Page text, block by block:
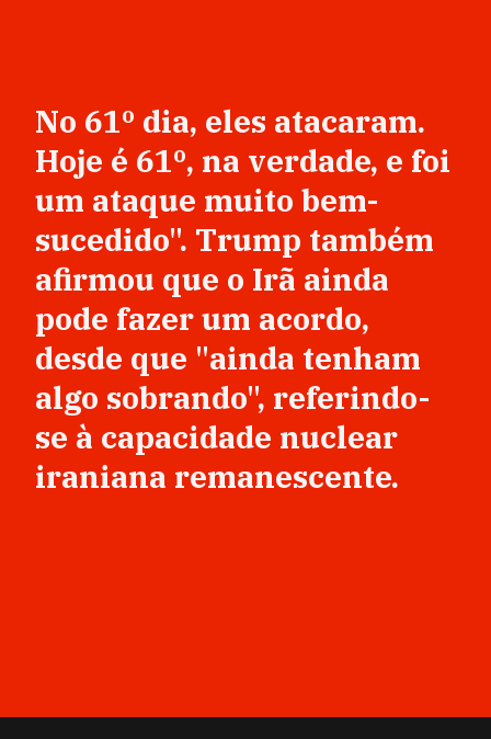
No 61º dia, eles atacaram.
Hoje é 61º, na verdade, e foi
um ataque muito bem-
sucedido". Trump também
afirmou que o Irã ainda
pode fazer um acordo,
desde que "ainda tenham
algo sobrando", referindo-
se à capacidade nuclear
iraniana remanescente.